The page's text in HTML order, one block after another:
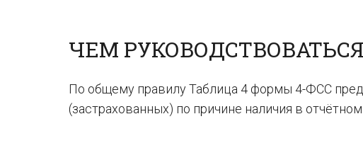
ЧЕМ РУКОВОДСТВОВАТЬСЯ
По общему правилу Таблица 4 формы 4-ФСС
(застрахованных) по причине наличия в